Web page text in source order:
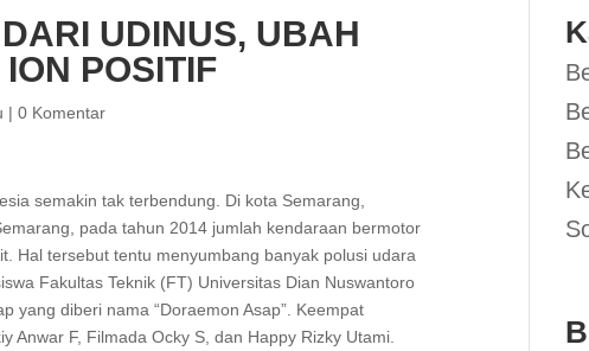
UDINUS, UBAH
POSITIF
|0 Komentar
semakin tak terbendung. Di kota Semarang,
pada tahun 2014 jumlah kendaraan bermotor
Hal tersebut tentu menyumbang banyak polusi udara
Fakultas Teknik (FT) Universitas Dian Nuswantoro
yang diberi nama “Doraemon Asap”. Keempat
Anwar F, Filmada Ocky S, dan Happy Rizky Utami.